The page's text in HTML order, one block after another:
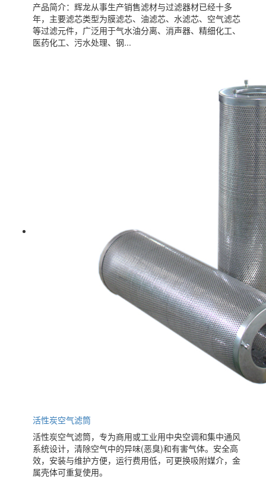
产品简介：辉龙从事生产销售滤材与过滤器材已经十多
年，主要滤芯类型为膜滤芯、油滤芯、水滤芯、空气滤芯
等过滤元件，广泛用于气水油分离、消声器、精细化工、
医药化工、污水处理、钢...
活性炭空气滤筒
活性炭空气滤筒，专为商用或工业用中央空调和集中通风
系统设计，清除空气中的异味(恶臭)和有害气体。安全高
效，安装与维护方便，运行费用低，可更换吸附媒介，金
属壳体可重复使用。